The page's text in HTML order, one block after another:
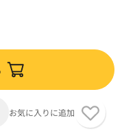
お気に入りに追加